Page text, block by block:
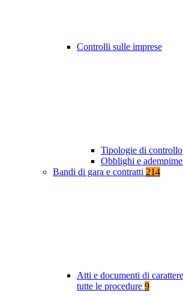
Controlli sulle imprese
Tipologie di controllo
Obblighi e
Bandi di gara e contratti 214
Atti e documenti di
tutte le procedure 9